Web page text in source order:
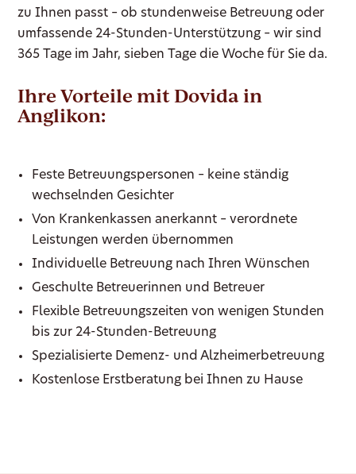
zu Ihnen passt – ob stundenweise Betreuung oder
umfassende 24-Stunden-Unterstützung – wir sind
365 Tage im Jahr, sieben Tage die Woche für Sie da.
Ihre Vorteile mit Dovida in
Anglikon:
Feste Betreuungspersonen – keine ständig
wechselnden Gesichter
Von Krankenkassen anerkannt – verordnete
Leistungen werden übernommen
Individuelle Betreuung nach Ihren Wünschen
Geschulte Betreuerinnen und Betreuer
Flexible Betreuungszeiten von wenigen Stunden
bis zur 24-Stunden-Betreuung
Spezialisierte Demenz- und Alzheimerbetreuung
Kostenlose Erstberatung bei Ihnen zu Hause